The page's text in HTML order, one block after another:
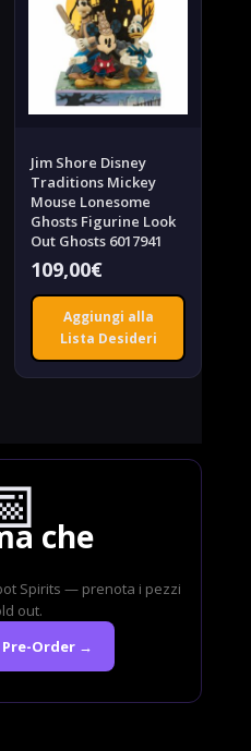
Jim Shore Disney
Traditions Mickey
Mouse Lonesome
Ghosts Figurine Look
Out Ghosts 6017941
109,00€
Aggiungi alla
Lista Desideri
che
Spirits — prenota i pezzi
out.
Order →